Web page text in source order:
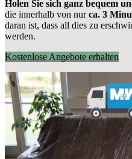
Holen Sie sich ganz bequem
die innerhalb von nurca. 3
daran ist, dass all dies zu
werden.
Kostenlose Angebote erhalten